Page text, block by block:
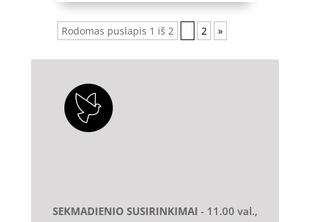
Rodomas puslapis 1 iš 2 2 »
SEKMADIENIO SUSIRINKIMAI - 11.00 val.,